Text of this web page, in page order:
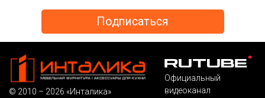
© 2010 – 2026 «Инталика»
Официальный
видеоканал